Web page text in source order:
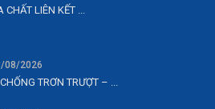
CHẤT LIÊN KẾT ...
08/2026
TRƠN TRƯỢT – ...